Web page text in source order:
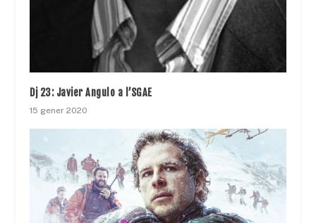
Dj 23: Javier Angulo a l’SGAE
15 gener 2020